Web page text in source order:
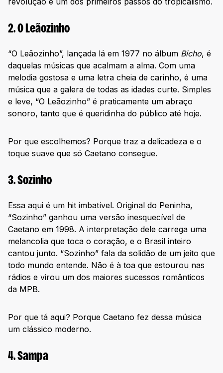
2. O Leãozinho
“O Leãozinho”, lançada lá em 1977 no álbum Bicho, é
daquelas músicas que acalmam a alma. Com uma
melodia gostosa e uma letra cheia de carinho, é uma
música que a galera de todas as idades curte. Simples
e leve, “O Leãozinho” é praticamente um abraço
sonoro, tanto que é queridinha do público até hoje.
Por que escolhemos? Porque traz a delicadeza e o
toque suave que só Caetano consegue.
3. Sozinho
Essa aqui é um hit imbatível. Original do Peninha,
“Sozinho” ganhou uma versão inesquecível de
Caetano em 1998. A interpretação dele carrega uma
melancolia que toca o coração, e o Brasil inteiro
cantou junto. “Sozinho” fala da solidão de um jeito que
todo mundo entende. Não é à toa que estourou nas
rádios e virou um dos maiores sucessos românticos
da MPB.
Por que tá aqui? Porque Caetano fez dessa música
um clássico moderno.
4. Sampa